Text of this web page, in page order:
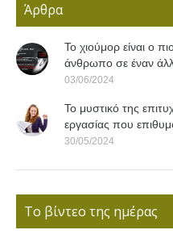
Άρθρα
Το χιούμορ είναι ο
άνθρωπο σε έναν
03/06/2024
Το μυστικό της
εργασίας που
30/05/2024
Το βίντεο της ημέρας